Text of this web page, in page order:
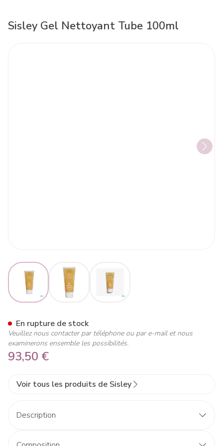
Sisley Gel Nettoyant Tube 100ml
View larger imageView larger image
93,50 €
En rupture de stock
Veuillez nous contacter par téléphone ou par e-mail et nous
examinerons ensemble les possibilités.
Voir tous les produits de Sisley
Description